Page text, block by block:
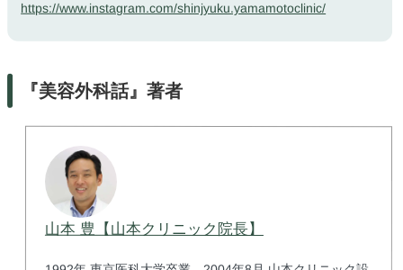
https://www.instagram.com/shinjyuku.yamamotoclinic/
『美容外科話』著者
山本 豊【山本クリニック院長】